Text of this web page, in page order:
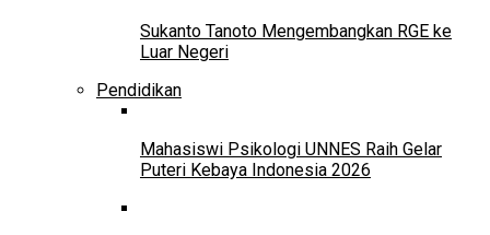
Sukanto Tanoto Mengembangkan RGE ke
Luar Negeri
Pendidikan
Mahasiswi Psikologi UNNES Raih Gelar
Puteri Kebaya Indonesia 2026